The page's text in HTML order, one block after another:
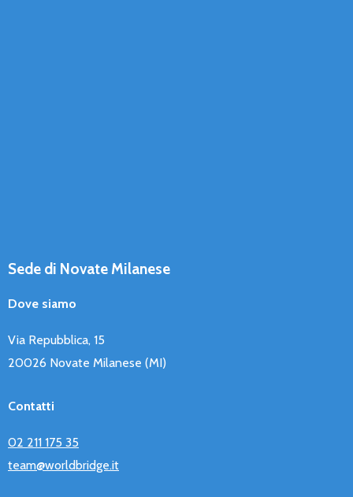
Sede di Novate Milanese
Dove siamo
Via Repubblica, 15
20026 Novate Milanese (MI)
Contatti
02 211 175 35
team@worldbridge.it